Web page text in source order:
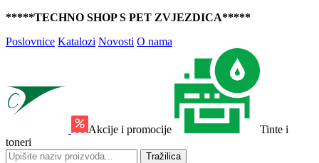
*****TECHNO SHOP S PET ZVJEZDICA*****
Poslovnice Katalozi Novosti O nama
Akcije i promocije
Tinte i
toneri
Tražilica